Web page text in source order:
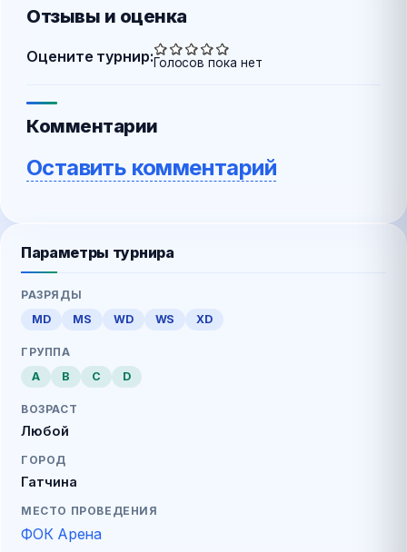
Отзывы и оценка
Оцените турнир:Голосов пока нет
Комментарии
Оставить комментарий
Параметры турнира
РАЗРЯДЫ
MD
MS WD WS XD
ГРУППА
A
B C D
ВОЗРАСТ
Любой
ГОРОД
Гатчина
МЕСТО ПРОВЕДЕНИЯ
ФОК Арена